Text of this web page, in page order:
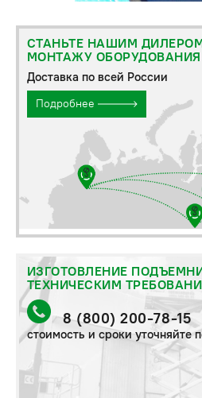
СТАНЬТЕ НАШИМ
МОНТАЖУ
Доставка по всей России
Подробнее
ИЗГОТОВЛЕНИЕ
ТЕХНИЧЕСКИМ
8 (800) 200-78-15
стоимость и сроки уточняйте